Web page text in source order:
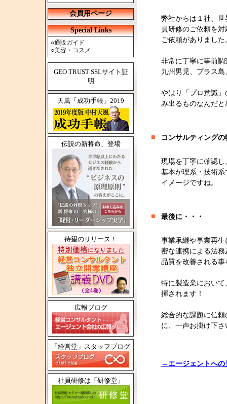
会員用ページ
Special Links
○通販ガイド
○美容・コスメ
GEO TRUST SSLサイト証
明
天風「成功手帳」2019
伝説の新将命、登場
待望のリリース！
広報ブログ
「経営堂」スタッフブログ
社員研修は「研修堂」
弊社からは１社、
員研修のご依頼を
ご依頼がありました
非常に丁寧に事前
九州男児、プラス
やはり「プロ意識
み出るものなんだ
■ コンサルティングの
現場を丁寧に確認
基本が理系・技術
イメージですね。
■ 最後に・・・
事業承継や事業再
密な連携による法
品質を改善される
特に製造業におい
揮されます！
総合的な課題に信
に、一声お掛け下さ
→エージェントへの